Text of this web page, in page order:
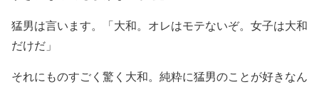
猛男は言います。「大和。オレはモテないぞ。女子は大和
だけだ」
それにものすごく驚く大和。純粋に猛男のことが好きなん